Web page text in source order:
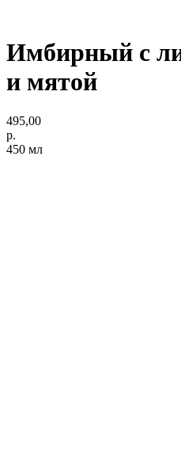
Имбирный с
и мятой
495,00
р.
450 мл